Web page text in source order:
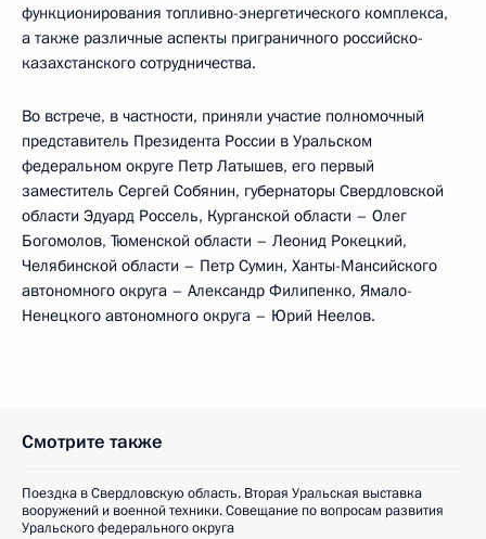
функционирования топливно-энергетического комплекса,
а также различные аспекты приграничного российско-
казахстанского сотрудничества.
Во встрече, в частности, приняли участие полномочный
представитель Президента России в Уральском
федеральном округе Петр Латышев, его первый
заместитель Сергей Собянин, губернаторы Свердловской
области Эдуард Россель, Курганской области – Олег
Богомолов, Тюменской области – Леонид Рокецкий,
Челябинской области – Петр Сумин, Ханты-Мансийского
автономного округа – Александр Филипенко, Ямало-
Ненецкого автономного округа – Юрий Неелов.
Смотрите также
Поездка в Свердловскую область. Вторая Уральская выставка
вооружений и военной техники. Совещание по вопросам развития
Уральского федерального округа